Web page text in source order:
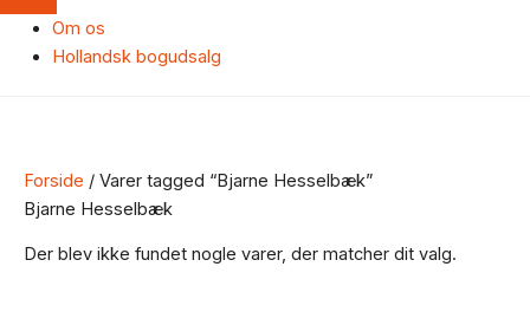
Om os
Hollandsk bogudsalg
Forside / Varer tagged “Bjarne Hesselbæk”
Bjarne Hesselbæk
Der blev ikke fundet nogle varer, der matcher dit valg.